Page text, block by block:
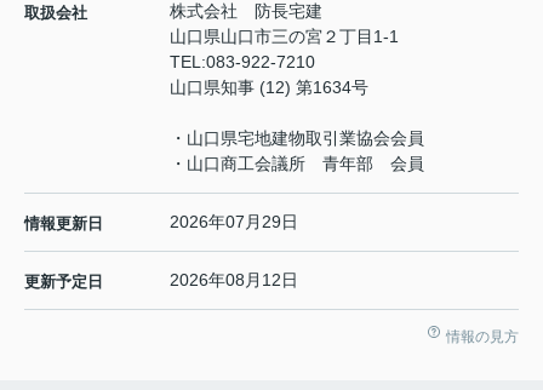
取扱会社
株式会社 防長宅建
山口県山口市三の宮２丁目1-1
TEL:083-922-7210
山口県知事 (12) 第1634号
・山口県宅地建物取引業協会会員
・山口商工会議所 青年部 会員
情報更新日 2026年07月29日
更新予定日 2026年08月12日
情報の見方